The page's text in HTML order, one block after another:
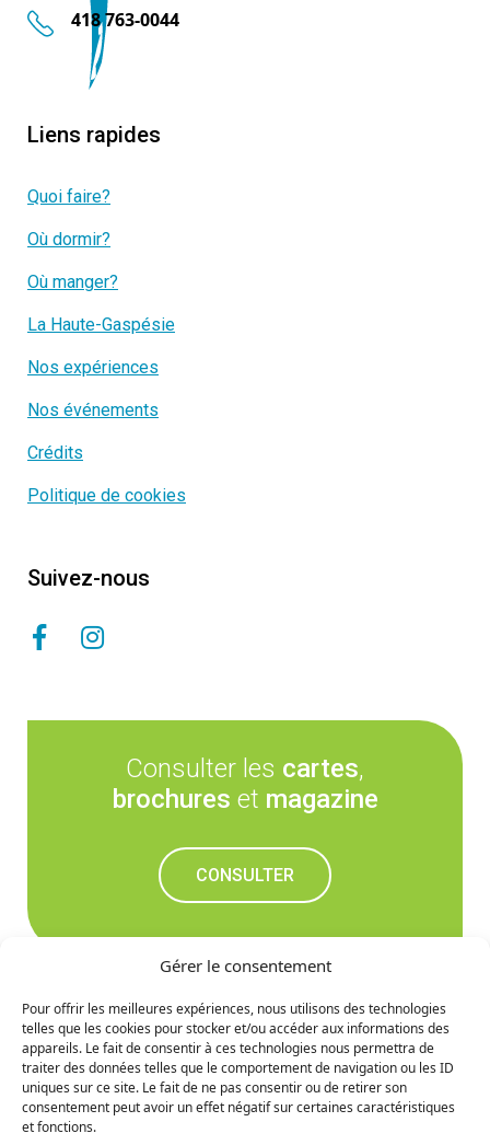
Gérer le consentement
Pour offrir les meilleures expériences, nous utilisons des technologies
telles que les cookies pour stocker et/ou accéder aux informations des
appareils. Le fait de consentir à ces technologies nous permettra de
traiter des données telles que le comportement de navigation ou les ID
uniques sur ce site. Le fait de ne pas consentir ou de retirer son
consentement peut avoir un effet négatif sur certaines caractéristiques
et fonctions.
418 763-0044
Liens rapides
Quoi faire?
Où dormir?
Où manger?
La Haute-Gaspésie
Nos expériences
Nos événements
Crédits
Politique de cookies
Suivez-nous
Consulter les cartes,
brochures et magazine
CONSULTER
Ne manquez rien des
prochaines nouvelles